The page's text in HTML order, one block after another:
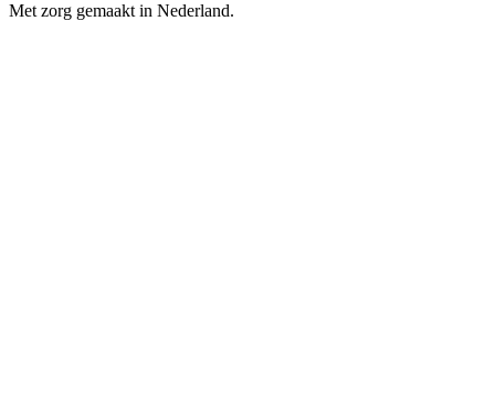
Met zorg gemaakt in Nederland.